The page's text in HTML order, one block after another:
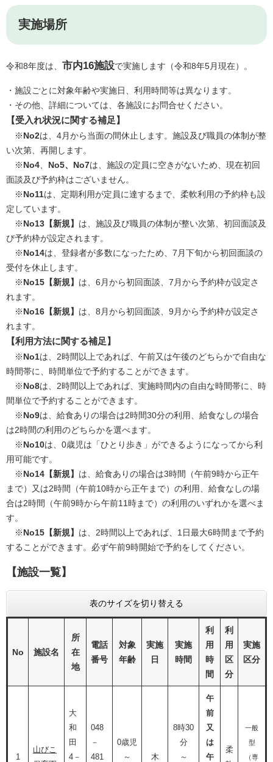
実施場所
令和8年度は、 市内16施設で実施します（令和8年5月現在）。
・施設ごとに対象年齢や実施日、利用時間等は異なります。
・その他、詳細については、各施設にお問合せください。​
【受入れ状況に関する補足】
※No2は、4月から当面の間休止します。施設及び職員の体制が整
い次第、再開します。
※No4 No5、No7は、施設の定員に空きがないため、現在初回
面談及び予約枠はございません。
※No11は、定期利用が定員に達するまで、柔軟利用の予約枠も設
定しています。
※No13【新規】 は、施設及び職員の体制が整い次第、初回面談及
び予約枠が設定されます。​​
※No14は、登録者が多数になったため、7月下旬から初回面談の
受付を休止します。
※No15【新規】 は、6月から初回面談、7月から予約枠が設定さ
れます。
※No16【新規】 は、8月から初回面談、9月から予約枠が設定さ
れます。
【利用方法に関する補足】
※No1は、2時間以上であれば、午前又は午後のどちらかで自由な
時間帯に、時間単位で予約することができます。​
※No8は、2時間以上であれば、実施時間内の自由な時間帯に、時
間単位で予約することができます。
※No9は、給食ありの場合は2時間30分の利用、給食なしの場合
は2時間の利用のどちらかを選べます。
※No10は、0歳児は「ひとり歩き」ができるようになってから利
用可能です。
※No14【新規】 は、給食ありの場合は3時間（午前9時から正午
まで）又は2時間（午前10時から正午まで）の利用、給食なしの場
合は2時間（午前9時から午前11時まで）の利用のいずれかを選べま
す。
※No15【新規】 は、2時間以上であれば、1日最大6時間まで予約
することができます。必ず午前9時開始で予約をしてください。
【施設一覧】
表のサイズを切り替える
No 施設名
所
在
地
電話
番号
対象
年齢
実施
日
実施
時間
利
用
時
間
利
用
区
分
実施
区分
1
山びこ
大
和
田
4－
048
－
481
0歳児
～
木
8時30
分
～
午
前
又
は
午
柔
一般
型
（専